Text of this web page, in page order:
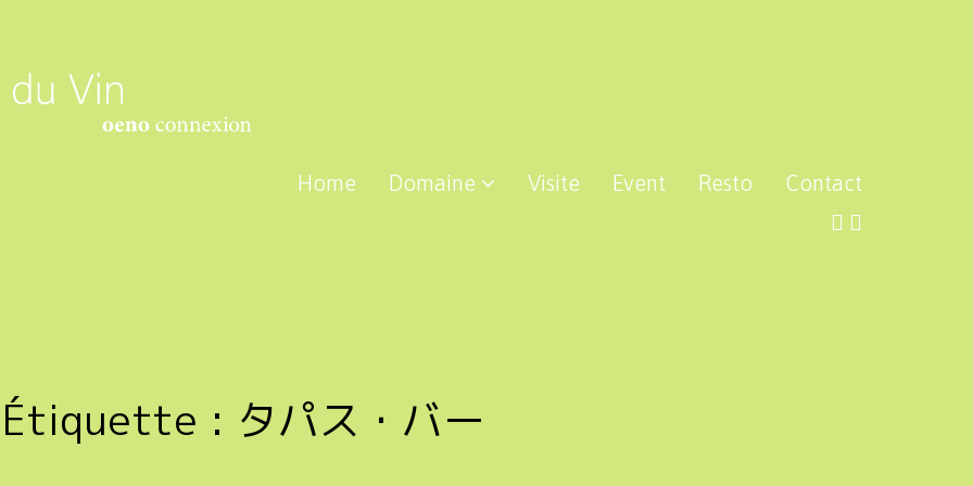
Home Domaine Visite Event Resto Contact
Étiquette : タパス・バー